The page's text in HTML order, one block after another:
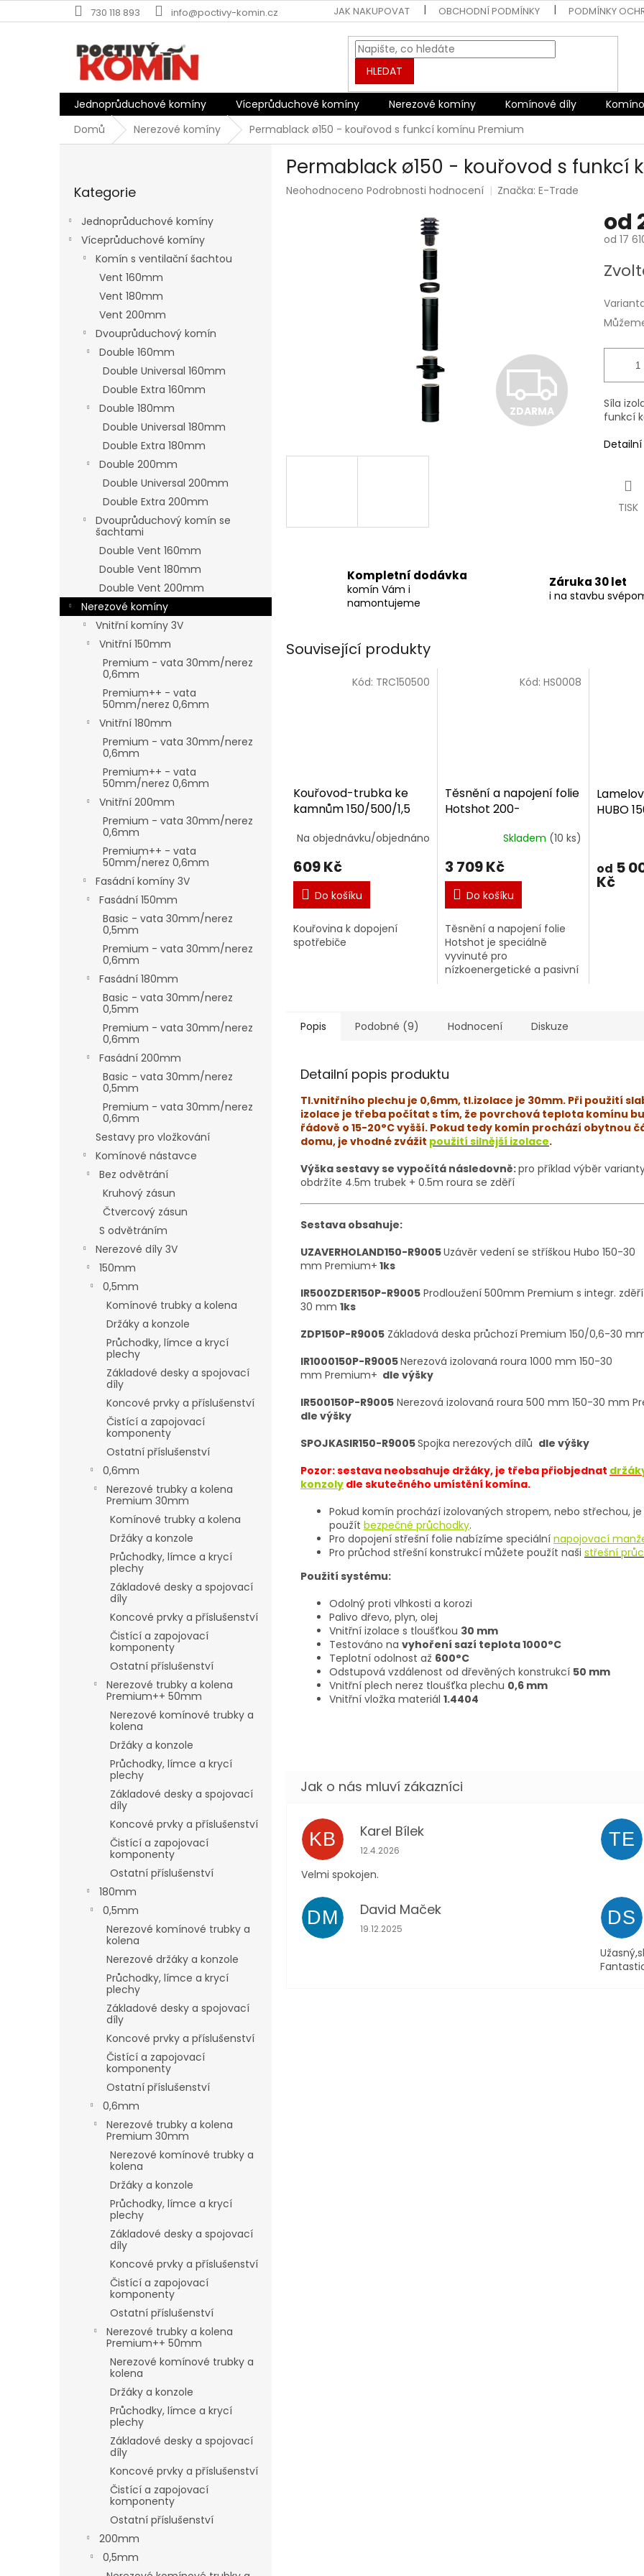
na
730 118 893 info@poctivy-komin.cz JAK NAKUPOVAT OBCHODNÍ PODMÍNKY PODMÍNKY
HLEDAT
Jednoprůduchové komíny Víceprůduchové komíny Nerezové komíny Komínové díly
Domů
Nerezové komíny Permablack ø150 - kouřovod s funkcí komínu Premium
kategorie
Kategorie
Jednoprůduchové komíny
Víceprůduchové komíny
Komín s ventilační šachtou
Vent 160mm
Vent 180mm
Vent 200mm
Dvouprůduchový komín
Double 160mm
Double Universal 160mm
Double Extra 160mm
Double 180mm
Double Universal 180mm
Double Extra 180mm
Double 200mm
Double Universal 200mm
Double Extra 200mm
Dvouprůduchový komín se
šachtami
Double Vent 160mm
Double Vent 180mm
Double Vent 200mm
Nerezové komíny
Vnitřní komíny 3V
Vnitřní 150mm
Premium - vata 30mm/nerez
0,6mm
Premium++ - vata
50mm/nerez 0,6mm
Vnitřní 180mm
Premium - vata 30mm/nerez
0,6mm
Premium++ - vata
50mm/nerez 0,6mm
Vnitřní 200mm
Premium - vata 30mm/nerez
0,6mm
Premium++ - vata
50mm/nerez 0,6mm
Fasádní komíny 3V
Fasádní 150mm
Basic - vata 30mm/nerez
0,5mm
Premium - vata 30mm/nerez
0,6mm
Fasádní 180mm
Basic - vata 30mm/nerez
0,5mm
Premium - vata 30mm/nerez
0,6mm
Fasádní 200mm
Basic - vata 30mm/nerez
0,5mm
Premium - vata 30mm/nerez
0,6mm
Sestavy pro vložkování
Komínové nástavce
Bez odvětrání
Kruhový zásun
Čtvercový zásun
S odvětráním
Nerezové díly 3V
150mm
0,5mm
Komínové trubky a kolena
Držáky a konzole
Průchodky, límce a krycí
plechy
Základové desky a spojovací
díly
Koncové prvky a příslušenství
Čistící a zapojovací
komponenty
Ostatní příslušenství
0,6mm
Nerezové trubky a kolena
Premium 30mm
Komínové trubky a kolena
Držáky a konzole
Průchodky, límce a krycí
plechy
Základové desky a spojovací
díly
Koncové prvky a příslušenství
Čistící a zapojovací
komponenty
Ostatní příslušenství
Nerezové trubky a kolena
Premium++ 50mm
Nerezové komínové trubky a
kolena
Držáky a konzole
Průchodky, límce a krycí
plechy
Základové desky a spojovací
díly
Koncové prvky a příslušenství
Čistící a zapojovací
komponenty
Ostatní příslušenství
180mm
0,5mm
Nerezové komínové trubky a
kolena
Nerezové držáky a konzole
Průchodky, límce a krycí
plechy
Základové desky a spojovací
díly
Koncové prvky a příslušenství
Čistící a zapojovací
komponenty
Ostatní příslušenství
0,6mm
Nerezové trubky a kolena
Premium 30mm
Nerezové komínové trubky a
kolena
Držáky a konzole
Průchodky, límce a krycí
plechy
Základové desky a spojovací
díly
Koncové prvky a příslušenství
Čistící a zapojovací
komponenty
Ostatní příslušenství
Nerezové trubky a kolena
Premium++ 50mm
Nerezové komínové trubky a
kolena
Držáky a konzole
Průchodky, límce a krycí
plechy
Základové desky a spojovací
díly
Koncové prvky a příslušenství
Čistící a zapojovací
komponenty
Ostatní příslušenství
200mm
0,5mm
Permablack ø150 - kouřovod s funkcí
Průměrné
Neohodnoceno Podrobnosti hodnocení Značka:E-Trade
Z
D
M
ZDARMA
od
od 17
cena:
Síla
funkcí
TISK
Kompletní dodávka
komín Vám i
namontujeme
Záruka 30 let
i na stavbu
Související produkty
Kouřovod-trubka ke
kamnům 150/500/1,5
Na objednávku/objednáno
609 Kč
Do košíku
Kouřovina k dopojení
spotřebiče
Kód: TRC150500
Těsnění a napojení folie
Hotshot 200-
Skladem (10 ks)
3 709 Kč
Do košíku
Těsnění a napojení folie
Hotshot je speciálně
vyvinuté pro
nízkoenergetické a pasivní
Kód: HS0008
HUBO
od 5
Kč
Popis Podobné (9) Hodnocení Diskuze
Detailní popis produktu
Tl.vnitřního plechu je 0,6mm, tl.izolace je 30mm. Při použití
izolace je třeba počítat s tím, že povrchová teplota komínu
řádově o 15-20°C vyšší. Pokud tedy komín prochází obytnou
domu, je vhodné zvážit použití silnější izolace.
Výška sestavy se vypočítá následovně:pro příklad výběr
obdržíte 4.5m trubek + 0.5m roura se zděří
Sestava obsahuje:
UZAVERHOLAND150-R9005Uzávěr vedení se stříškou Hubo 150-30
mm Premium+ 1ks
IR500ZDER150P-R9005 Prodloužení 500mm Premium s integr.
30 mm 1ks
ZDP150P-R9005 Základová deska průchozí Premium 150/0,6-30
IR1000150P-R9005Nerezová izolovaná roura 1000 mm 150-30
mm Premium+ dle výšky
IR500150P-R9005 Nerezová izolovaná roura 500 mm 150-30 mm
dle výšky
SPOJKASIR150-R9005Spojka nerezových dílů dle výšky
Pozor: sestava neobsahuje držáky, je třeba přiobjednat
konzoly dle skutečného umístění komína.
Pokud komín prochází izolovaných stropem, nebo střechou,
použít bezpečné průchodky.
Pro dopojení střešní folie nabízíme speciální napojovací
Pro průchod střešní konstrukcí můžete použít naši střešní
Použití systému:
Odolný proti vlhkosti a korozi
Palivo dřevo, plyn, olej
Vnitřní izolace s tloušťkou 30 mm
Testováno na vyhoření sazí teplota 1000°C
Teplotní odolnost až 600°C
Odstupová vzdálenost od dřevěných konstrukcí 50 mm
Vnitřní plech nerez tloušťka plechu 0,6 mm
Vnitřní vložka materiál 1.4404
KB Karel Bílek
Hodnocení obchodu je 5 z 5 hvězdiček.
12.4.2026
Velmi spokojen.
TE
DM David Maček
Hodnocení obchodu je 5 z 5 hvězdiček.
19.12.2025
DS